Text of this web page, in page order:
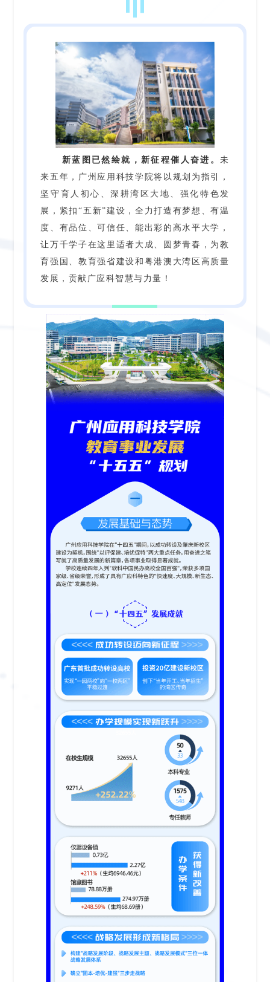
新蓝图已然绘就，新征程催人奋进。未
来五年，广州应用科技学院将以规划为指引，
坚守育人初心、深耕湾区大地、强化特色发
展，紧扣“五新”建设，全力打造有梦想、有温
度、有品位、可信任、能出彩的高水平大学，
让万千学子在这里适者大成、圆梦青春，为教
育强国、教育强省建设和粤港澳大湾区高质量
发展，贡献广应科智慧与力量！